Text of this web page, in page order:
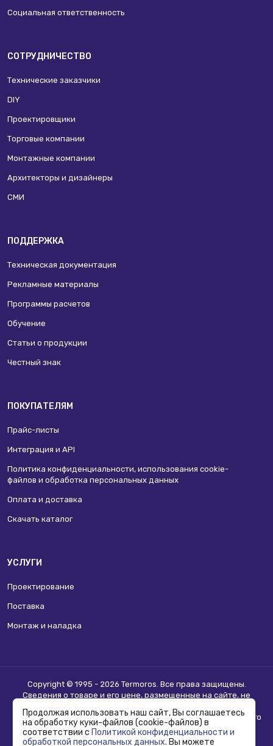
Социальная ответственность
СОТРУДНИЧЕСТВО
Технические заказчики
DIY
Проектировщики
Торговые компании
Монтажные компании
Архитекторы и дизайнеры
СМИ
ПОДДЕРЖКА
Техническая документация
Рекламные материалы
Программы расчетов
Обучение
Статьи о продукции
Честный знак
ПОКУПАТЕЛЯМ
Прайс-листы
Интеграция и API
Политика конфиденциальности, использования сookie-
файлов и обработка персональных данных
Оплата и доставка
Скачать каталог
УСЛУГИ
Проектирование
Поставка
Монтаж и наладка
Copyright © 1995 - 2026 Termoros. Все права защищены.
Сведения о товаре и его цене, размещенные на сайте, не
Информацию о возможности приобретения соответствующего
товара и условиях такого приобретения уточняйте в отделе
продаж.
Продолжая использовать наш сайт, Вы соглашаетесь
на обработку куки-файлов (cookie-файлов) в
соответствии с Политикой конфиденциальности и
обработкой персональных данных. Вы можете